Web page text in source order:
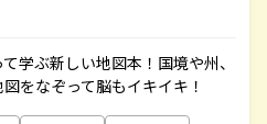
学ぶ新しい地図本！国境や州、
をなぞって脳もイキイキ！